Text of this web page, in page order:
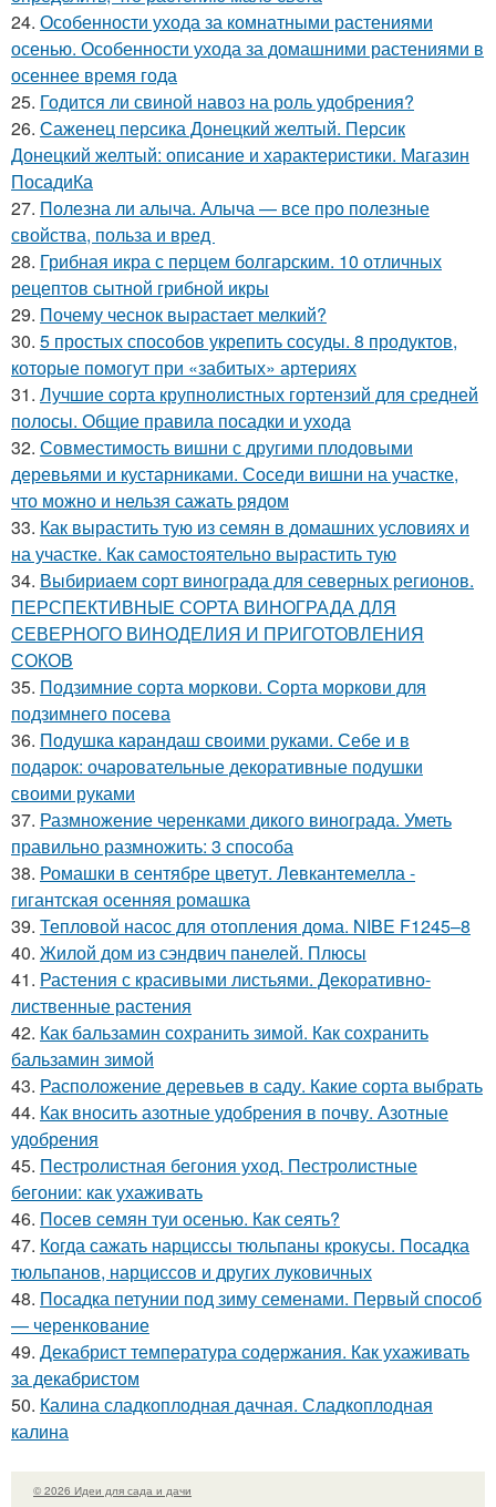
24. Особенности ухода за комнатными растениями
осенью. Особенности ухода за домашними растениями в
осеннее время года
25. Годится ли свиной навоз на роль удобрения?
26. Саженец персика Донецкий желтый. Персик
Донецкий желтый: описание и характеристики. Магазин
ПосадиКа
27. Полезна ли алыча. Алыча — все про полезные
свойства, польза и вред
28. Грибная икра с перцем болгарским. 10 отличных
рецептов сытной грибной икры
29. Почему чеснок вырастает мелкий?
30. 5 простых способов укрепить сосуды. 8 продуктов,
которые помогут при «забитых» артериях
31. Лучшие сорта крупнолистных гортензий для средней
полосы. Общие правила посадки и ухода
32. Совместимость вишни с другими плодовыми
деревьями и кустарниками. Соседи вишни на участке,
что можно и нельзя сажать рядом
33. Как вырастить тую из семян в домашних условиях и
на участке. Как самостоятельно вырастить тую
34. Выбириаем сорт винограда для северных регионов.
ПЕРСПЕКТИВНЫЕ СОРТА ВИНОГРАДА ДЛЯ
CЕВЕРНОГО ВИНОДЕЛИЯ И ПРИГОТОВЛЕНИЯ
СОКОВ
35. Подзимние сорта моркови. Сорта моркови для
подзимнего посева
36. Подушка карандаш своими руками. Себе и в
подарок: очаровательные декоративные подушки
своими руками
37. Размножение черенками дикого винограда. Уметь
правильно размножить: 3 способа
38. Ромашки в сентябре цветут. Левкантемелла -
гигантская осенняя ромашка
39. Тепловой насос для отопления дома. NIBE F1245–8
40. Жилой дом из сэндвич панелей. Плюсы
41. Растения с красивыми листьями. Декоративно-
лиственные растения
42. Как бальзамин сохранить зимой. Как сохранить
бальзамин зимой
43. Расположение деревьев в саду. Какие сорта выбрать
44. Как вносить азотные удобрения в почву. Азотные
удобрения
45. Пестролистная бегония уход. Пестролистные
бегонии: как ухаживать
46. Посев семян туи осенью. Как сеять?
47. Когда сажать нарциссы тюльпаны крокусы. Посадка
тюльпанов, нарциссов и других луковичных
48. Посадка петунии под зиму семенами. Первый способ
— черенкование
49. Декабрист температура содержания. Как ухаживать
за декабристом
50. Калина сладкоплодная дачная. Сладкоплодная
калина
© 2026 Идеи для сада и дачи